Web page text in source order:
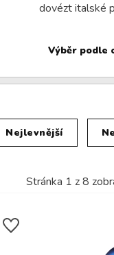
dovézt italské
Nejlevnější
Stránka 1 z8